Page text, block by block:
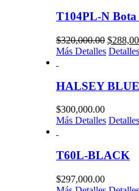
T104PL-N
$320,000.00 $
Más Detalles Detalles
HALSEY
$300,000.00
Más Detalles Detalles
T60L-BLACK
$297,000.00